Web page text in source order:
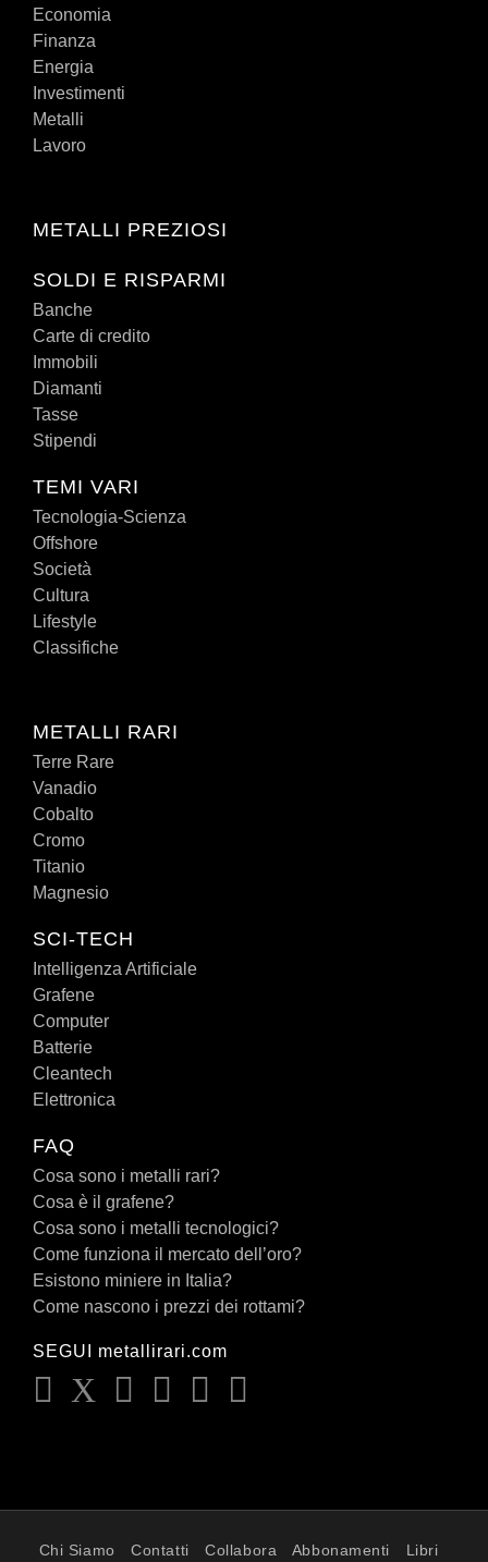
Economia
Finanza
Energia
Investimenti
Metalli
Lavoro
METALLI PREZIOSI
SOLDI E RISPARMI
Banche
Carte di credito
Immobili
Diamanti
Tasse
Stipendi
TEMI VARI
Tecnologia-Scienza
Offshore
Società
Cultura
Lifestyle
Classifiche
METALLI RARI
Terre Rare
Vanadio
Cobalto
Cromo
Titanio
Magnesio
SCI-TECH
Intelligenza Artificiale
Grafene
Computer
Batterie
Cleantech
Elettronica
FAQ
Cosa sono i metalli rari?
Cosa è il grafene?
Cosa sono i metalli tecnologici?
Come funziona il mercato dell’oro?
Esistono miniere in Italia?
Come nascono i prezzi dei rottami?
SEGUI metallirari.com
Chi Siamo Contatti Collabora Abbonamenti Libri